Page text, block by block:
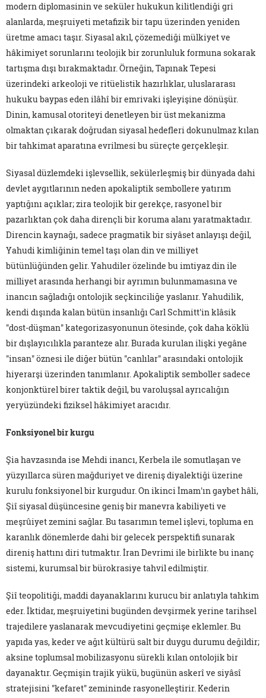
modern diplomasinin ve seküler hukukun kilitlendiği gri
alanlarda, meşruiyeti metafizik bir tapu üzerinden yeniden
üretme amacı taşır. Siyasal akıl, çözemediği mülkiyet ve
hâkimiyet sorunlarını teolojik bir zorunluluk formuna sokarak
tartışma dışı bırakmaktadır. Örneğin, Tapınak Tepesi
üzerindeki arkeoloji ve ritüelistik hazırlıklar, uluslararası
hukuku baypas eden ilâhî bir emrivaki işleyişine dönüşür.
Dinin, kamusal otoriteyi denetleyen bir üst mekanizma
olmaktan çıkarak doğrudan siyasal hedefleri dokunulmaz kılan
bir tahkimat aparatına evrilmesi bu süreçte gerçekleşir.
Siyasal düzlemdeki işlevsellik, sekülerleşmiş bir dünyada dahi
devlet aygıtlarının neden apokaliptik sembollere yatırım
yaptığını açıklar; zira teolojik bir gerekçe, rasyonel bir
pazarlıktan çok daha dirençli bir koruma alanı yaratmaktadır.
Direncin kaynağı, sadece pragmatik bir siyâset anlayışı değil,
Yahudi kimliğinin temel taşı olan din ve milliyet
bütünlüğünden gelir. Yahudiler özelinde bu imtiyaz din ile
milliyet arasında herhangi bir ayrımın bulunmamasına ve
inancın sağladığı ontolojik seçkinciliğe yaslanır. Yahudilik,
kendi dışında kalan bütün insanlığı Carl Schmitt'in klâsik
"dost-düşman" kategorizasyonunun ötesinde, çok daha köklü
bir dışlayıcılıkla paranteze alır. Burada kurulan ilişki yegâne
"insan" öznesi ile diğer bütün "canlılar" arasındaki ontolojik
hiyerarşi üzerinden tanımlanır. Apokaliptik semboller sadece
konjonktürel birer taktik değil, bu varoluşsal ayrıcalığın
yeryüzündeki fiziksel hâkimiyet aracıdır.
Fonksiyonel bir kurgu
Şia havzasında ise Mehdi inancı, Kerbela ile somutlaşan ve
yüzyıllarca süren mağduriyet ve direniş diyalektiği üzerine
kurulu fonksiyonel bir kurgudur. On ikinci İmam'ın gaybet hâli,
Şiî siyasal düşüncesine geniş bir manevra kabiliyeti ve
meşrûiyet zemini sağlar. Bu tasarımın temel işlevi, topluma en
karanlık dönemlerde dahi bir gelecek perspektifi sunarak
direniş hattını diri tutmaktır. İran Devrimi ile birlikte bu inanç
sistemi, kurumsal bir bürokrasiye tahvil edilmiştir.
Şiî teopolitiği, maddi dayanaklarını kurucu bir anlatıyla tahkim
eder. İktidar, meşruiyetini bugünden devşirmek yerine tarihsel
trajedilere yaslanarak mevcudiyetini geçmişe eklemler. Bu
yapıda yas, keder ve ağıt kültürü salt bir duygu durumu değildir;
aksine toplumsal mobilizasyonu sürekli kılan ontolojik bir
dayanaktır. Geçmişin trajik yükü, bugünün askerî ve siyâsî
stratejisini "kefaret" zemininde rasyonelleştirir. Kederin